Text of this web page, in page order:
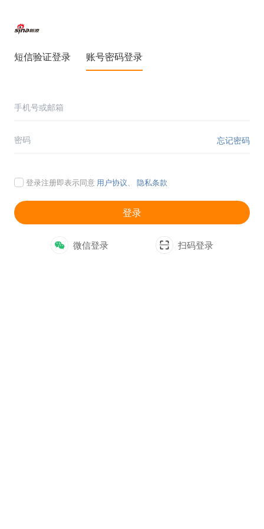
短信验证登录 账号密码登录
忘记密码
登录注册即表示同意 用户协议、 隐私条款
登录
微信登录 扫码登录